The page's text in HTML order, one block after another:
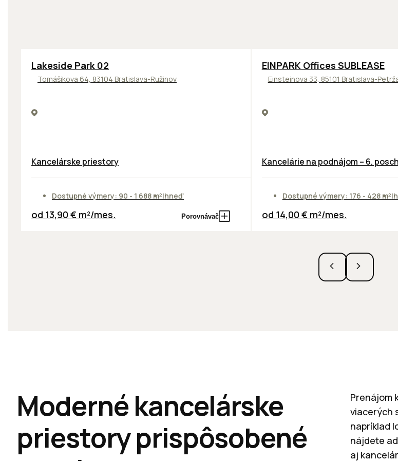
ODPORÚČAME
Lakeside Park 02
Tomášikova 64, 83104 Bratislava-Ružinov
Kancelárske priestory
Dostupné výmery: 90 - 1 688 m²Ihneď
od 13,90 € m²/mes. Porovnávač
TOP ODPORÚČAME
EINPARK Offices SUBLEASE
Einsteinova 33, 85101 Bratislava-
Kancelárie na podnájom – 6.
Dostupné výmery: 176 - 428 m²
od 14,00 € m²/mes.
Moderné kancelárske
priestory prispôsobené
Prenájom
viacerých
napríklad
nájdete
aj